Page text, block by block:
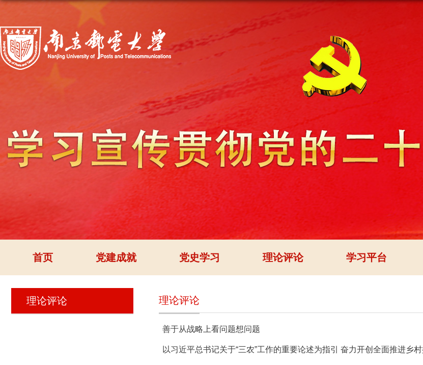
首页 党建成就 党史学习 理论评论 学习平台
理论评论 理论评论
善于从战略上看问题想问题
以习近平总书记关于“三农”工作的重要论述为指引 奋力开创全面推进乡